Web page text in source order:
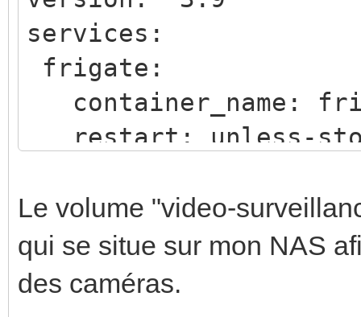
services:
frigate:
container_name:
restart: unless-
shm_size: "128mb"
based on calculation
volumes:
Le volume "video-
qui se situe sur mon NAS
des caméras.